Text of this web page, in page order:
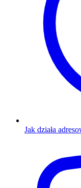
Jak działa